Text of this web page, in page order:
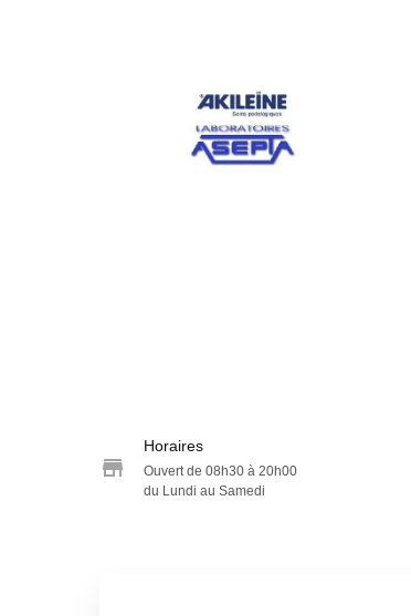
Horaires
Ouvert de 08h30 à 20h00
du Lundi au Samedi